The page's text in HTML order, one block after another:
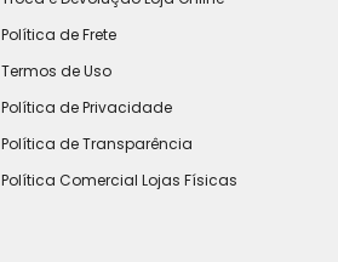
Política de Frete
Termos de Uso
Política de Privacidade
Política de Transparência
Política Comercial Lojas Físicas